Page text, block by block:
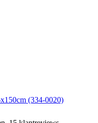
(334-0020)